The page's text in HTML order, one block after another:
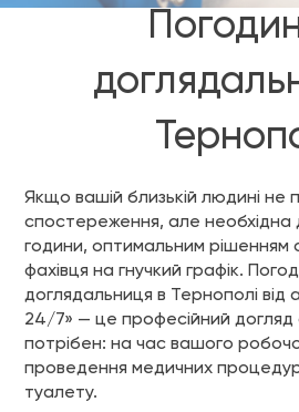
Якщо вашій близькій людині не
спостереження, але необхідна
години, оптимальним
фахівця на гнучкий графік.
доглядальниця в Тернополі від
24/7» — це професійний догляд
потрібен: на час вашого
проведення медичних
туалету.